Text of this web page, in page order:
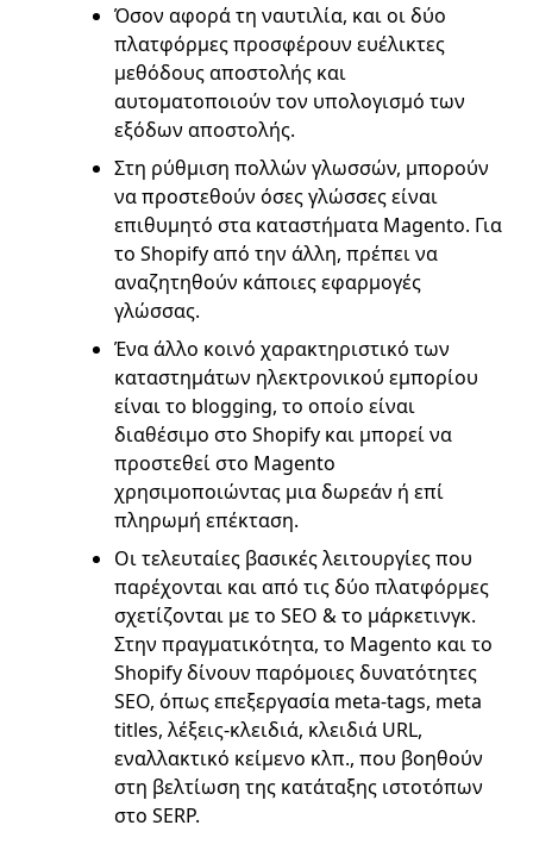
Όσον αφορά τη ναυτιλία, και οι δύο
πλατφόρμες προσφέρουν ευέλικτες
μεθόδους αποστολής και
αυτοματοποιούν τον υπολογισμό των
εξόδων αποστολής.
Στη ρύθμιση πολλών γλωσσών, μπορούν
να προστεθούν όσες γλώσσες είναι
επιθυμητό στα καταστήματα Magento. Για
το Shopify από την άλλη, πρέπει να
αναζητηθούν κάποιες εφαρμογές
γλώσσας.
Ένα άλλο κοινό χαρακτηριστικό των
καταστημάτων ηλεκτρονικού εμπορίου
είναι το blogging, το οποίο είναι
διαθέσιμο στο Shopify και μπορεί να
προστεθεί στο Magento
χρησιμοποιώντας μια δωρεάν ή επί
πληρωμή επέκταση.
Οι τελευταίες βασικές λειτουργίες που
παρέχονται και από τις δύο πλατφόρμες
σχετίζονται με το SEO & το μάρκετινγκ.
Στην πραγματικότητα, το Magento και το
Shopify δίνουν παρόμοιες δυνατότητες
SEO, όπως επεξεργασία meta-tags, meta
titles, λέξεις-κλειδιά, κλειδιά URL,
εναλλακτικό κείμενο κλπ., που βοηθούν
στη βελτίωση της κατάταξης ιστοτόπων
στο SERP.